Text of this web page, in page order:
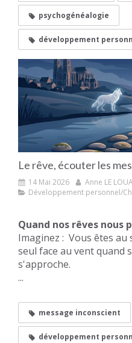
psychogénéalogie
développement
Le rêve, écouter les
14 Mai 2026
Anne LE
Développement personnel/
Quand nos rêves nous
Imaginez : Vous êtes
seul face au vent quand
s'approche.
...
message inconscient
développement